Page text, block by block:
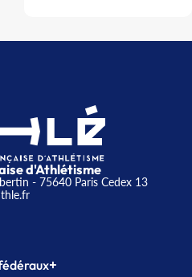
d'Athlétisme
- 75640 Paris Cedex 13
+